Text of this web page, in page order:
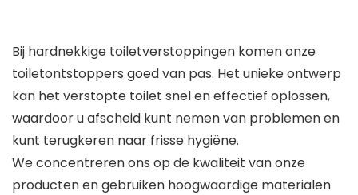
Bij hardnekkige toiletverstoppingen komen onze
toiletontstoppers goed van pas. Het unieke ontwerp
kan het verstopte toilet snel en effectief oplossen,
waardoor u afscheid kunt nemen van problemen en
kunt terugkeren naar frisse hygiëne.
We concentreren ons op de kwaliteit van onze
producten en gebruiken hoogwaardige materialen